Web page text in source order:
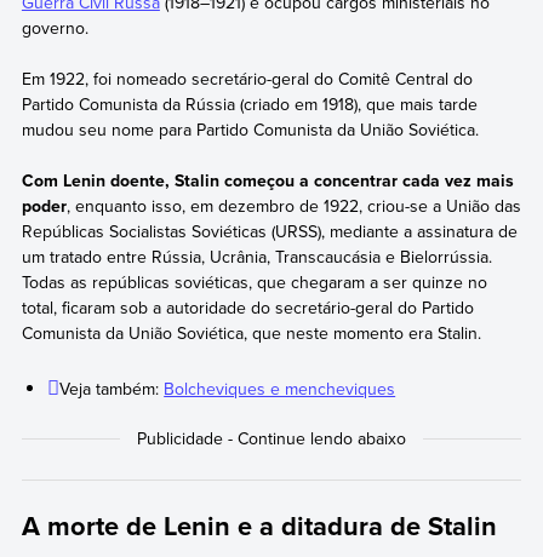
governo.
Em 1922, foi nomeado secretário-geral do Comitê Central do
Partido Comunista da Rússia (criado em 1918), que mais tarde
mudou seu nome para Partido Comunista da União Soviética.
Com Lenin doente, Stalin começou a concentrar cada vez mais
poder, enquanto isso, em dezembro de 1922, criou-se a União das
Repúblicas Socialistas Soviéticas (URSS), mediante a assinatura de
um tratado entre Rússia, Ucrânia, Transcaucásia e Bielorrússia.
Todas as repúblicas soviéticas, que chegaram a ser quinze no
total, ficaram sob a autoridade do secretário-geral do Partido
Comunista da União Soviética, que neste momento era Stalin.
Veja também: Bolcheviques e mencheviques
A morte de Lenin e a ditadura de Stalin